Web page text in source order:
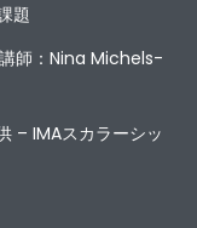
題
講師：Nina Michels-
– IMAスカラーシッ